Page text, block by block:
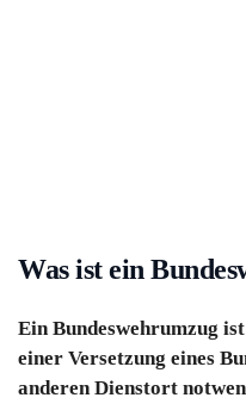
Was ist ein
Ein Bundeswehrumzug
einer Versetzung eines
anderen Dienstort